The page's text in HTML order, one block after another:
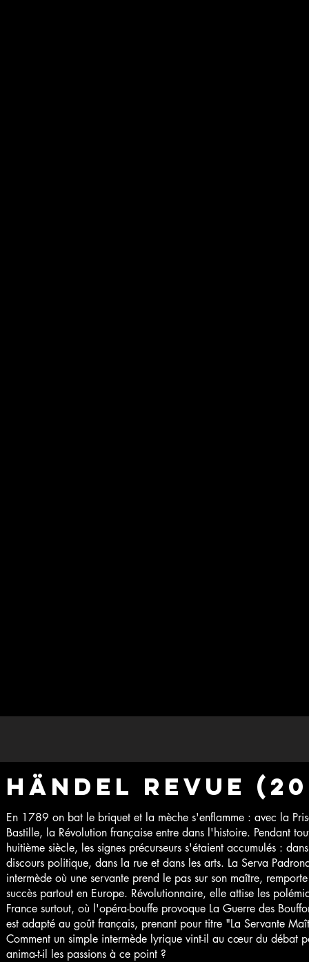
Händel Revue
En 1789 on bat le briquet et la mèche s'enflamme : avec la
Bastille, la Révolution française entre dans l'histoire. Pendant
huitième siècle, les signes précurseurs s'étaient accumulés :
discours politique, dans la rue et dans les arts. La Serva
intermède où une servante prend le pas sur son maître,
succès partout en Europe. Révolutionnaire, elle attise les
France surtout, où l'opéra-bouffe provoque La Guerre des
est adapté au goût français, prenant pour titre "La Servante
Comment un simple intermède lyrique vint-il au cœur du débat
anima-t-il les passions à ce point ?